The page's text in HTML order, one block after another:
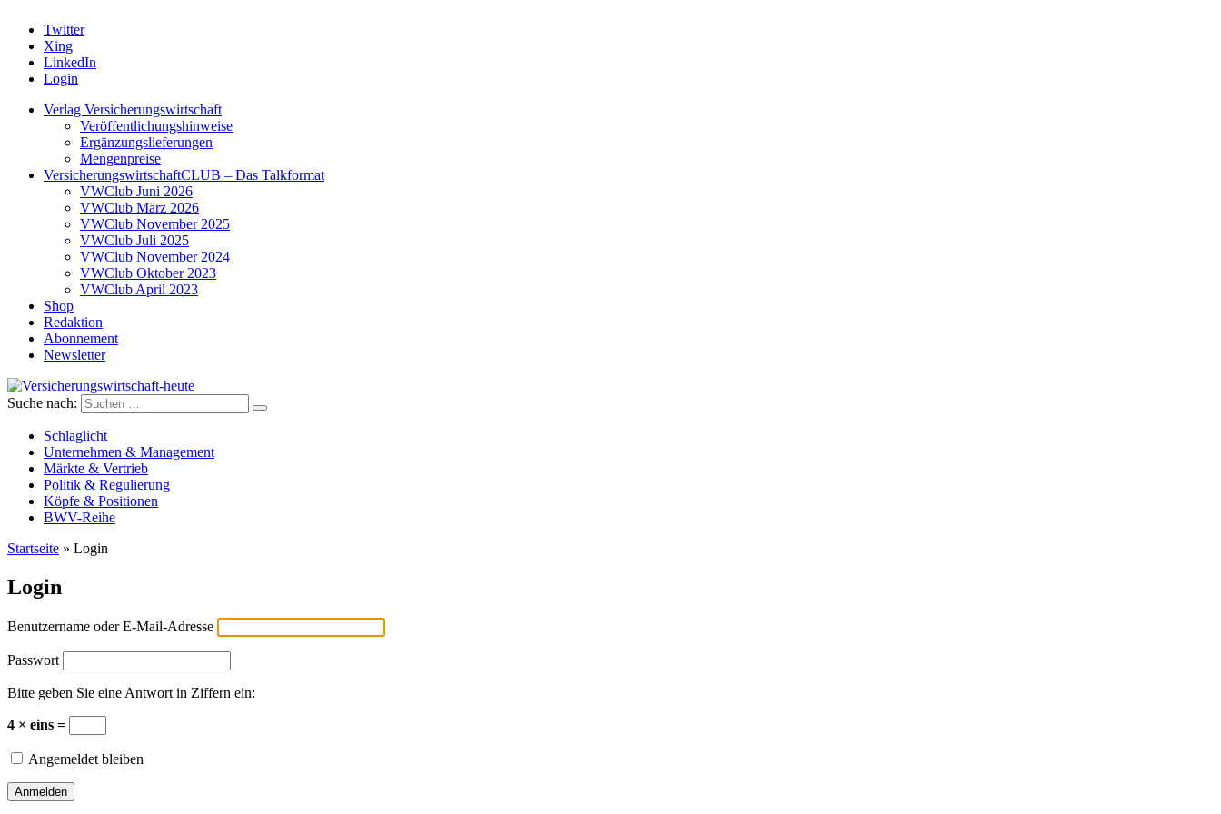
Twitter
Xing
LinkedIn
Login
Verlag Versicherungswirtschaft
Veröffentlichungshinweise
Ergänzungslieferungen
Mengenpreise
VersicherungswirtschaftCLUB – Das Talkformat
VWClub Juni 2026
VWClub März 2026
VWClub November 2025
VWClub Juli 2025
VWClub November 2024
VWClub Oktober 2023
VWClub April 2023
Shop
Redaktion
Abonnement
Newsletter
Versicherungswirtschaft-heute
Suche nach:
Schlaglicht
Unternehmen & Management
Märkte & Vertrieb
Politik & Regulierung
Köpfe & Positionen
BWV-Reihe
Startseite » Login
Login
Benutzername oder E-Mail-Adresse
Passwort
Bitte geben Sie eine Antwort in Ziffern ein:
4 × eins =
Angemeldet bleiben